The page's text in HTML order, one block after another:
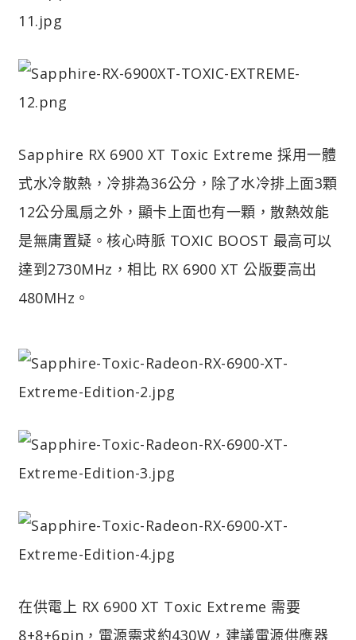
Sapphire RX 6900 XT Toxic Extreme 採用一體
式水冷散熱，冷排為36公分，除了水冷排上面3顆
12公分風扇之外，顯卡上面也有一顆，散熱效能
是無庸置疑。核心時脈 TOXIC BOOST 最高可以
達到2730MHz，相比 RX 6900 XT 公版要高出
480MHz。
在供電上 RX 6900 XT Toxic Extreme 需要
8+8+6pin，電源需求約430W，建議電源供應器